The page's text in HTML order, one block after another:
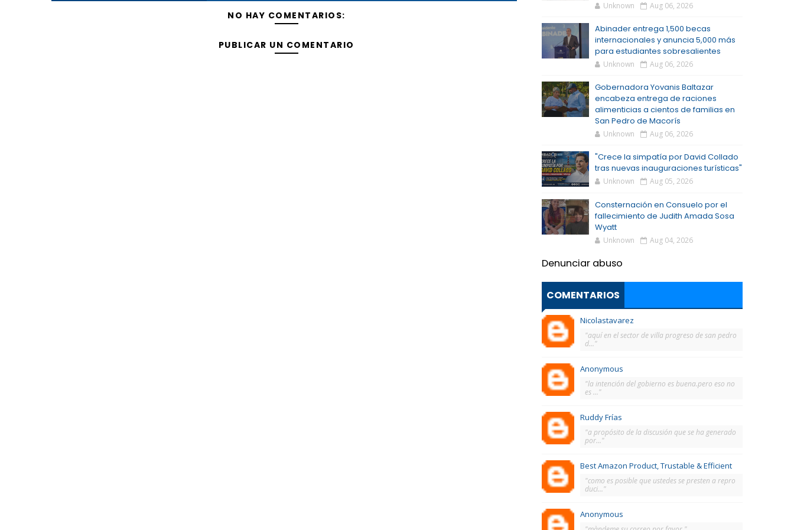
NO HAY COMENTARIOS:
PUBLICAR UN COMENTARIO
Unknown Aug 06, 2026
Abinader entrega 1,500 becas
internacionales y anuncia 5,000 más
para estudiantes sobresalientes
Unknown Aug 06, 2026
Gobernadora Yovanis Baltazar
encabeza entrega de raciones
alimenticias a cientos de familias en
San Pedro de Macorís
Unknown Aug 06, 2026
"Crece la simpatía por David Collado
tras nuevas inauguraciones turísticas"
Unknown Aug 05, 2026
Consternación en Consuelo por el
fallecimiento de Judith Amada Sosa
Wyatt
Unknown Aug 04, 2026
Denunciar abuso
COMENTARIOS
Nicolastavarez
"aquí en el sector de villa progreso de san pedro
d..."
Anonymous
"la intención del gobierno es buena.pero eso no
es ..."
Ruddy Frías
"a propósito de la discusión que se ha generado
por..."
Best Amazon Product, Trustable & Efficient
"como es posible que ustedes se presten a repro
duci..."
Anonymous